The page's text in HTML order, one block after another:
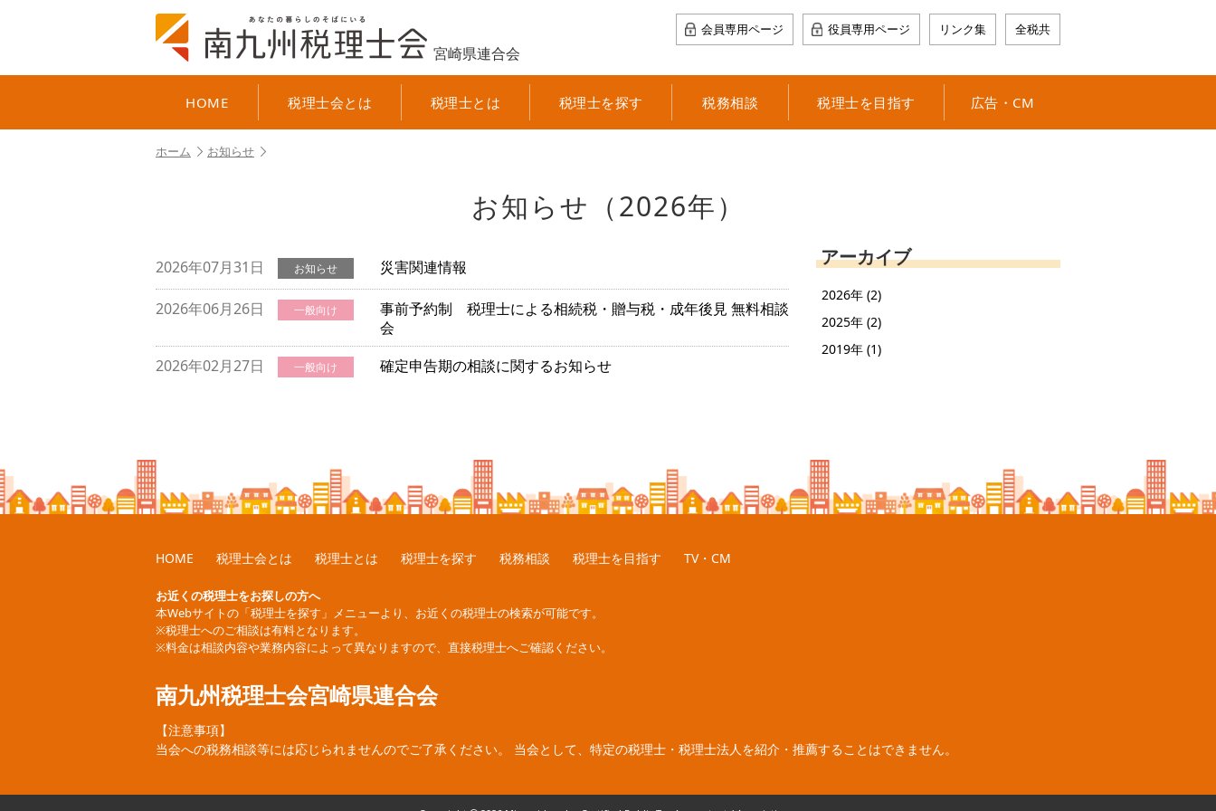
宮崎県連合会
会員専用ページ 役員専用ページ リンク集 全税共
HOME 税理士会とは 税理士とは 税理士を探す 税務相談 税理士を目指す 広告・CM
ホーム お知らせ
お知らせ （2026年）
2026年07月31日 お知らせ 災害関連情報
2026年06月26日 一般向け
事前予約制 税理士による相続税・贈与税・成年後見 無料相談
会
2026年02月27日
一般向け 確定申告期の相談に関するお知らせ
アーカイブ
2026年 (2)
2025年 (2)
2019年 (1)
HOME 税理士会とは 税理士とは 税理士を探す 税務相談 税理士を目指す TV・CM
お近くの税理士をお探しの方へ
本Webサイトの「税理士を探す」メニューより、お近くの税理士の検索が可能です。
※税理士へのご相談は有料となります。
※料金は相談内容や業務内容によって異なりますので、直接税理士へご確認ください。
南九州税理士会宮崎県連合会
【注意事項】
当会への税務相談等には応じられませんのでご了承ください。 当会として、特定の税理士・税理士法人を紹介・推薦することはできません。